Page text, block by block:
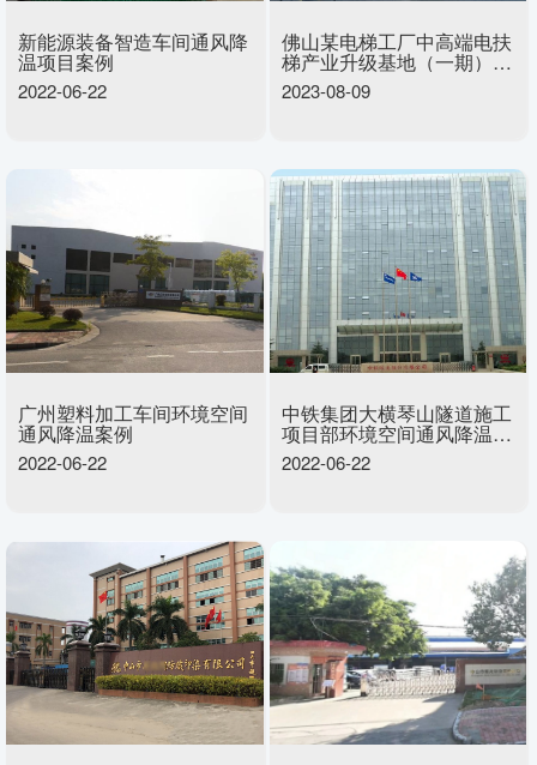
新能源装备智造车间通风降
温项目案例
2022-06-22
佛山某电梯工厂中高端电扶
梯产业升级基地（一期）厂
房通风降温项目
2023-08-09
广州塑料加工车间环境空间
通风降温案例
2022-06-22
中铁集团大横琴山隧道施工
项目部环境空间通风降温案
例
2022-06-22